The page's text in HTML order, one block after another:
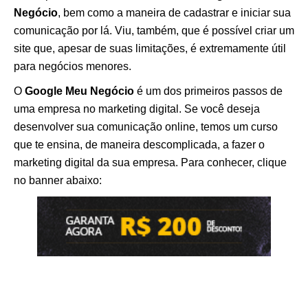
Negócio, bem como a maneira de cadastrar e iniciar sua
comunicação por lá. Viu, também, que é possível criar um
site que, apesar de suas limitações, é extremamente útil
para negócios menores.
O Google Meu Negócio é um dos primeiros passos de
uma empresa no marketing digital. Se você deseja
desenvolver sua comunicação online, temos um curso
que te ensina, de maneira descomplicada, a fazer o
marketing digital da sua empresa. Para conhecer, clique
no banner abaixo: